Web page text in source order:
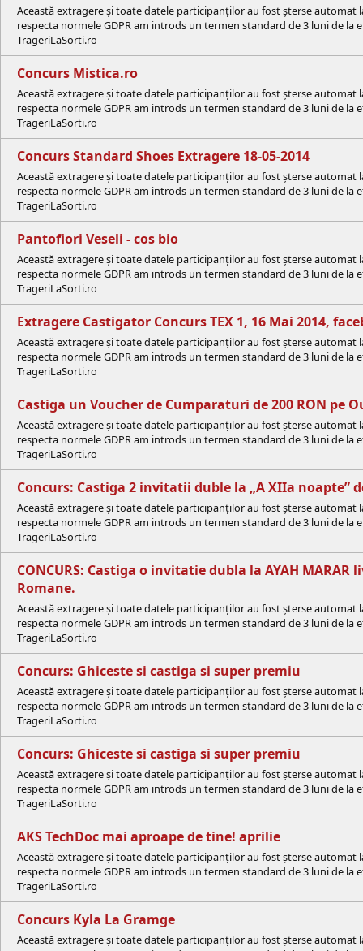
Această extragere și toate datele participanților au fost șterse
respecta normele GDPR am introds un termen standard de 3 luni de
TrageriLaSorti.ro
Concurs Mistica.ro
Această extragere și toate datele participanților au fost șterse
respecta normele GDPR am introds un termen standard de 3 luni de
TrageriLaSorti.ro
Concurs Standard Shoes Extragere 18-05-2014
Această extragere și toate datele participanților au fost șterse
respecta normele GDPR am introds un termen standard de 3 luni de
TrageriLaSorti.ro
Pantofiori Veseli - cos bio
Această extragere și toate datele participanților au fost șterse
respecta normele GDPR am introds un termen standard de 3 luni de
TrageriLaSorti.ro
Extragere Castigator Concurs TEX 1, 16 Mai 2014,
Această extragere și toate datele participanților au fost șterse
respecta normele GDPR am introds un termen standard de 3 luni de
TrageriLaSorti.ro
Castiga un Voucher de Cumparaturi de 200 RON pe
Această extragere și toate datele participanților au fost șterse
respecta normele GDPR am introds un termen standard de 3 luni de
TrageriLaSorti.ro
Concurs: Castiga 2 invitatii duble la „A XIIa noapte”
Această extragere și toate datele participanților au fost șterse
respecta normele GDPR am introds un termen standard de 3 luni de
TrageriLaSorti.ro
CONCURS: Castiga o invitatie dubla la AYAH MARAR
Romane.
Această extragere și toate datele participanților au fost șterse
respecta normele GDPR am introds un termen standard de 3 luni de
TrageriLaSorti.ro
Concurs: Ghiceste si castiga si super premiu
Această extragere și toate datele participanților au fost șterse
respecta normele GDPR am introds un termen standard de 3 luni de
TrageriLaSorti.ro
Concurs: Ghiceste si castiga si super premiu
Această extragere și toate datele participanților au fost șterse
respecta normele GDPR am introds un termen standard de 3 luni de
TrageriLaSorti.ro
AKS TechDoc mai aproape de tine! aprilie
Această extragere și toate datele participanților au fost șterse
respecta normele GDPR am introds un termen standard de 3 luni de
TrageriLaSorti.ro
Concurs Kyla La Gramge
Această extragere și toate datele participanților au fost șterse